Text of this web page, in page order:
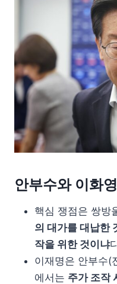
안부수와 이화
핵심 쟁점은 쌍방
의 대가를 대납한
작을 위한 것이냐
이재명은 안부수(
에서는 주가 조작